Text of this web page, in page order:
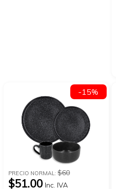
PRECIO NORMAL:$60
$51.00 Inc. IVA
-15%